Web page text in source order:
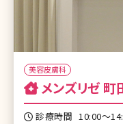
美容皮膚科
メンズリゼ 町
診療時間 10:00～